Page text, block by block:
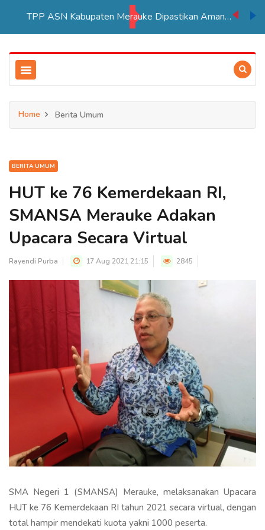
TPP ASN Kabupaten Merauke Dipastikan Aman Hingga Akhir Tahun 2026
Home Berita Umum
BERITA UMUM
HUT ke 76 Kemerdekaan RI,
SMANSA Merauke Adakan
Upacara Secara Virtual
Rayendi Purba 17 Aug 2021 21:15 2845
SMA Negeri 1 (SMANSA) Merauke, melaksanakan Upacara
HUT ke 76 Kemerdekaan RI tahun 2021 secara virtual, dengan
total hampir mendekati kuota yakni 1000 peserta.